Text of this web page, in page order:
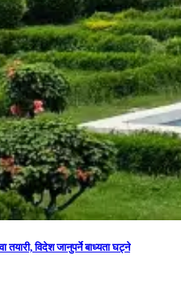
तयारी, विदेश जानुपर्ने बाध्यता घट्ने